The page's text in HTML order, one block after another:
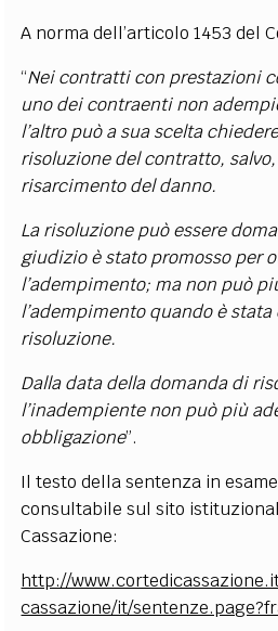
A norma dell’articolo 1453 del
“Nei contratti con prestazioni
uno dei contraenti non
l’altro può a sua scelta
risoluzione del contratto,
risarcimento del danno.
La risoluzione può essere
giudizio è stato promosso per
l’adempimento; ma non può
l’adempimento quando è
risoluzione.
Dalla data della domanda di
l’inadempiente non può più
obbligazione”.
Il testo della sentenza in
consultabile sul sito
Cassazione:
http://
cassazione/it/